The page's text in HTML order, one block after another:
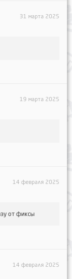
31 марта 2025
19 марта 2025
14 февраля 2025
от фиксы
14 февраля 2025